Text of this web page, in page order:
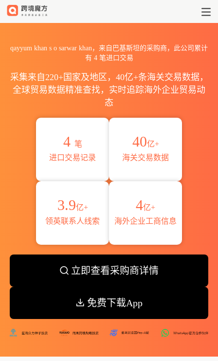
qayyum khan s o sarwar khan，来自巴基斯坦的采购商，此公司累计
有 4笔进口交易
采集来自220+国家及地区，40亿+条海关交易数据，
全球贸易数据精准查找，实时追踪海外企业贸易动
态
4 笔
进口交易记录
40亿+
海关交易数据
3.9亿+
领英联系人线索
4亿+
海外企业工商信息
立即查看采购商详情
免费下载App